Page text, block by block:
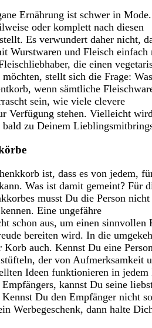
Ernährung ist schwer in Mode.
oder komplett nach diesen
Es verwundert daher nicht,
Wurstwaren und Fleisch einfach
die einen
stellt sich die Frage: Was
wenn sämtliche
sein, wie viele clevere
Verfügung stehen. Vielleicht
bald zu Deinem
ist, dass es von jedem,
Was ist damit gemeint? Für
musst Du die Person nicht
Eine ungefähre
schon aus, um einen sinnvollen
bereiten wird. In die
auch. Kennst Du eine
der von Aufmerksamkeit
Ideen funktionieren in jedem
kannst Du seine
Du den Empfänger nicht
Werbegeschenk, dann halte